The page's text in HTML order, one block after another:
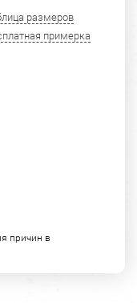
размеров
примерка
причин в